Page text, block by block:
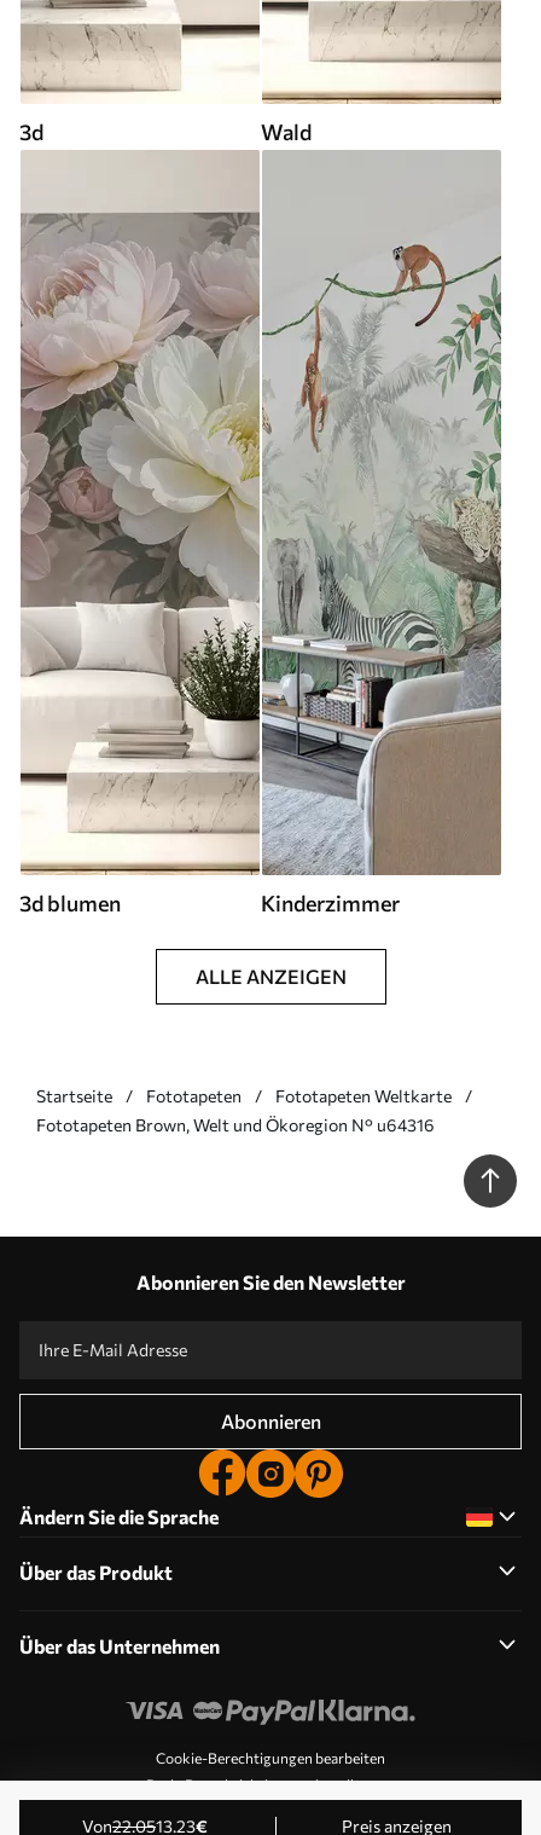
von22.0513.23€ Preis anzeigen
3d Wald
3d blumen Kinderzimmer
ALLE ANZEIGEN
Startseite Fototapeten
Fototapeten Weltkarte
Fototapeten Brown, Welt und Ökoregion N° u64316
Abonnieren Sie den Newsletter
Abonnieren
Ändern Sie die Sprache
Über das Produkt
Über das Unternehmen
Cookie-Berechtigungen bearbeiten
Push-Benachrichtigungseinstellungen
© 2011-2026 Uwalls . Alle Rechte vorbehalten. Betrieben